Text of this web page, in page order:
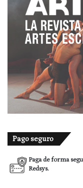
Pago seguro
Paga de forma
Redsys.